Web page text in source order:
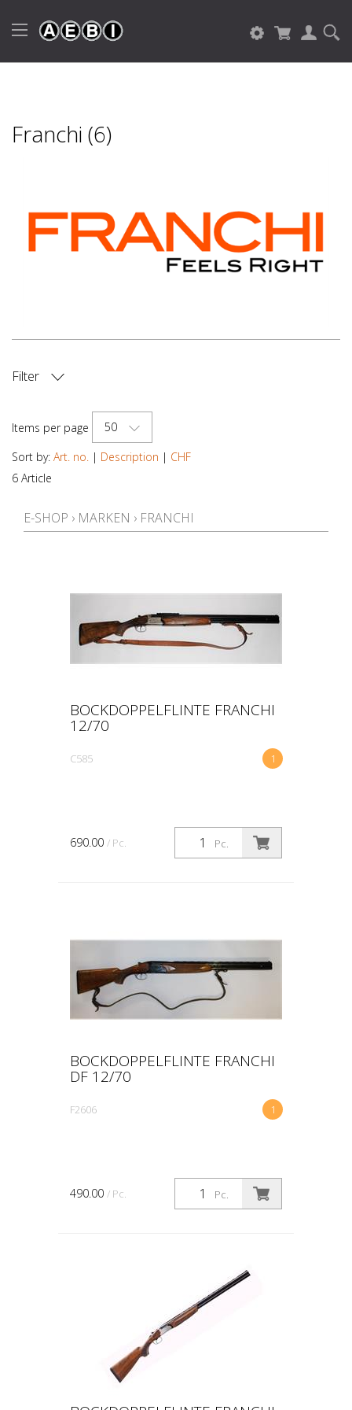
Franchi (6)
Filter
Items per page
50
Sort by: Art. no. | Description | CHF
6 Article
E-SHOP › MARKEN › FRANCHI
BOCKDOPPELFLINTE FRANCHI
12/70
1
C585
Pc.
690.00 / Pc.
BOCKDOPPELFLINTE FRANCHI
DF 12/70
1
F2606
Pc.
490.00 / Pc.